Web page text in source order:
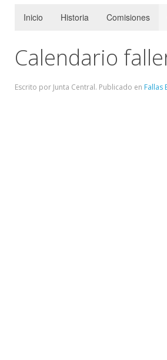
Inicio Historia Comisiones
Calendario
Escrito por Junta Central. Publicado en Fallas